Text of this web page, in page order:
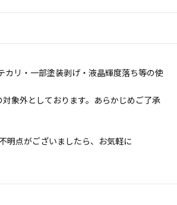
リ・一部塗装剥げ・液晶輝度落ち等の使
象外としております。あらかじめご了承
明点がございましたら、お気軽に